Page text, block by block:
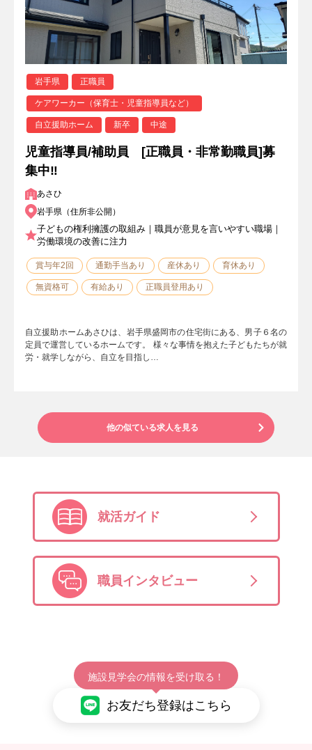
岩手県 正職員
ケアワーカー（保育士・児童指導員など）
自立援助ホーム 新卒 中途
児童指導員/補助員 [正職員・非常勤職員]募
集中‼
あさひ
岩手県（住所非公開）
子どもの権利擁護の取組み｜職員が意見を言いやすい職場｜
労働環境の改善に注力
賞与年2回 通勤手当あり 産休あり 育休あり
無資格可 有給あり 正職員登用あり
自立援助ホームあさひは、岩手県盛岡市の住宅街にある、男子６名の
定員で運営しているホームです。 様々な事情を抱えた子どもたちが就
労・就学しながら、自立を目指し…
他の似ている求人を見る
就活ガイド
職員インタビュー
施設見学会の情報を受け取る！
お友だち登録はこちら